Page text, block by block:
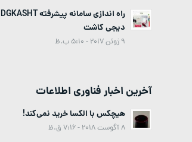
راه اندازی سامانه پیشرفته DGKASHT
دیجی کاشت
9 ژوئن 2017 - 5:10 ب.ظ
آخرین اخبار فناوری اطلاعات
هیچکس با الکسا خرید نمی‌کند!
8 آگوست 2018 - 7:16 ق.ظ